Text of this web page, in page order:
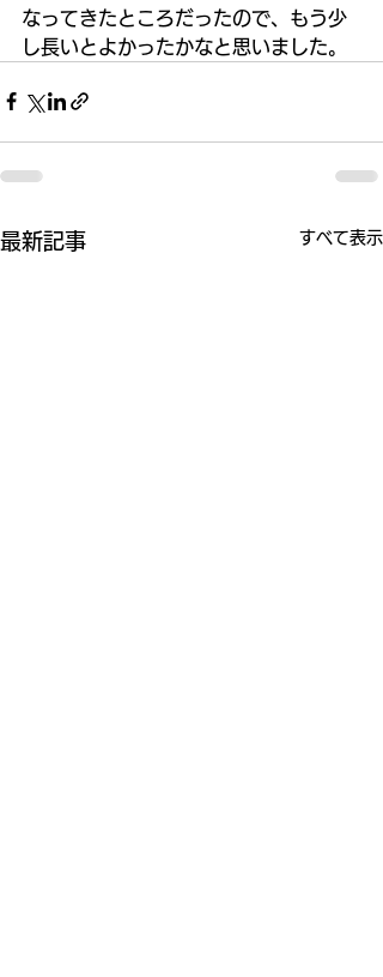
なってきたところだったので、もう少
し長いとよかったかなと思いました。
最新記事 すべて表示